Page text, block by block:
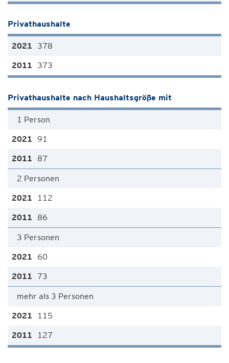
Privathaushalte
378
373
Privathaushalte nach Haushaltsgröße mit
1 Person
91
87
2 Personen
112
86
3 Personen
60
73
mehr als 3 Personen
115
127